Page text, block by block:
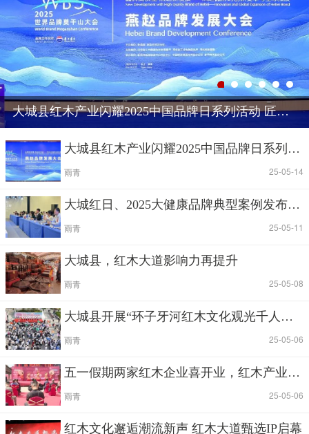
大城县红木产业闪耀2025中国品牌日系列活动 匠心传承助推品牌国际化
大城县红木产业闪耀2025中国品牌日系列活动 匠心传承助推品牌国际化
雨青 | 25-05-14
大城红日、2025大健康品牌典型案例发布，大城红日、陶然居、檀锦阁成功入选
雨青 | 25-05-11
大城县，红木大道影响力再提升
雨青 | 25-05-08
大城县开展“环子牙河红木文化观光千人健步走”活动
雨青 | 25-05-06
五一假期两家红木企业喜开业，红木产业发展增添新活力
雨青 | 25-05-06
红木文化邂逅潮流新声 红木大道甄选IP启幕